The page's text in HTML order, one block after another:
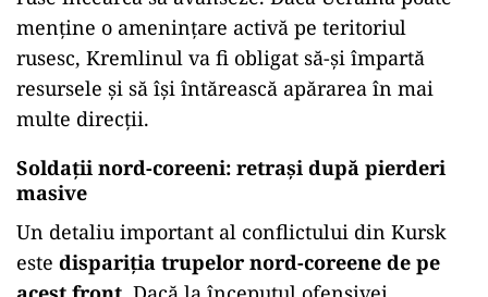
menține o amenințare activă pe teritoriul
rusesc, Kremlinul va fi obligat să-și împartă
resursele și să își întărească apărarea în mai
multe direcții.
Soldații nord-coreeni: retrași după pierderi
masive
Un detaliu important al conflictului din Kursk
este dispariția trupelor nord-coreene de pe